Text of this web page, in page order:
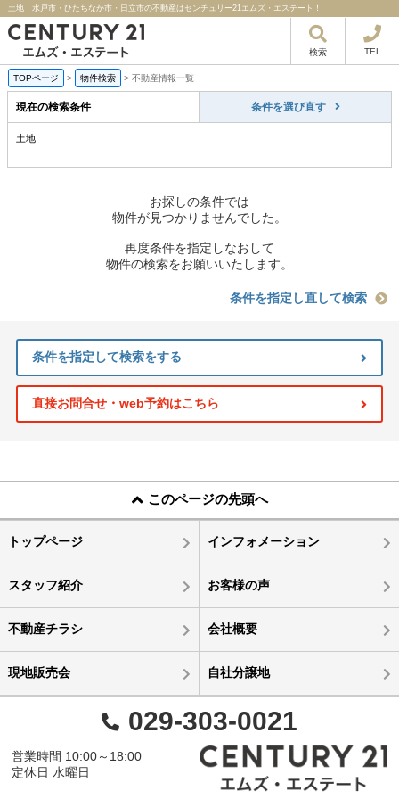
土地｜水戸市・ひたちなか市・日立市の不動産はセンチュリー21エムズ・エステート！
検索 TEL
TOPページ > 物件検索 > 不動産情報一覧
現在の検索条件 条件を選び直す
土地
お探しの条件では
物件が見つかりませんでした。
再度条件を指定しなおして
物件の検索をお願いいたします。
条件を指定し直して検索
条件を指定して検索をする
直接お問合せ・web予約はこちら
このページの先頭へ
トップページ インフォメーション
スタッフ紹介 お客様の声
不動産チラシ 会社概要
現地販売会 自社分譲地
029-303-0021
営業時間 10:00～18:00
定休日 水曜日